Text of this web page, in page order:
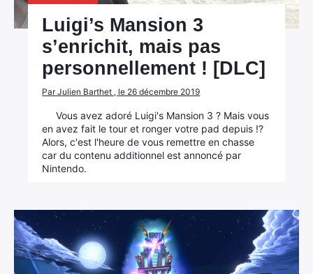
Luigi’s Mansion 3
s’enrichit, mais pas
personnellement ! [DLC]
Par Julien Barthet , le 26 décembre 2019
Vous avez adoré Luigi's Mansion 3 ? Mais vous
en avez fait le tour et ronger votre pad depuis !?
Alors, c'est l'heure de vous remettre en chasse
car du contenu additionnel est annoncé par
Nintendo.